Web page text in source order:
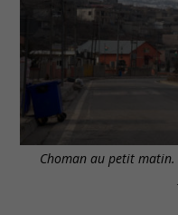
Choman au petit matin.